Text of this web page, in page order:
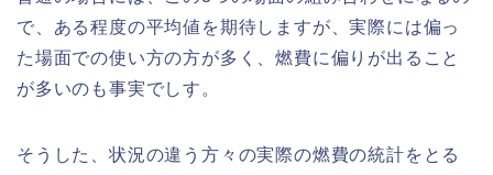
で、ある程度の平均値を期待しますが、実際には偏っ
た場面での使い方の方が多く、燃費に偏りが出ること
が多いのも事実でしす。
そうした、状況の違う方々の実際の燃費の統計をとる